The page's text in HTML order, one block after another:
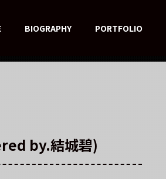
BIOGRAPHY PORTFOLIO
by.結城碧)